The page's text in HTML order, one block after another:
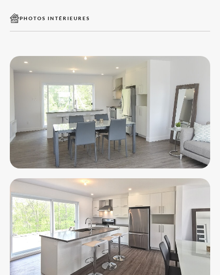
PHOTOS INTÉRIEURES